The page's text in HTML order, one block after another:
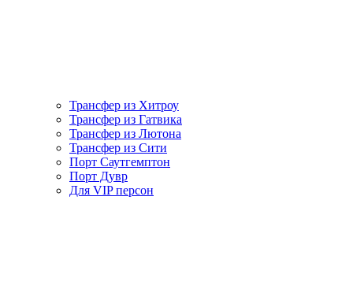
Трансфер из Хитроу
Трансфер из Гатвика
Трансфер из Лютона
Трансфер из Сити
Порт Саутгемптон
Порт Дувр
Для VIP персон